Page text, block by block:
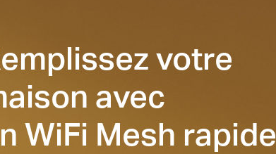
votre
avec
WiFi Mesh rapide